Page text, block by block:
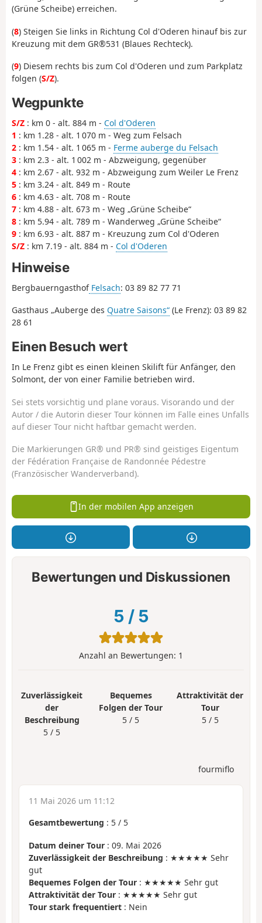
(Grüne Scheibe) erreichen.
(8) Steigen Sie links in Richtung Col d'Oderen hinauf bis zur
Kreuzung mit dem GR®531 (Blaues Rechteck).
(9) Diesem rechts bis zum Col d'Oderen und zum Parkplatz
folgen (S/Z).
Wegpunkte
S/Z : km 0 - alt. 884 m - Col d'Oderen
1 : km 1.28 - alt. 1 070 m - Weg zum Felsach
2 : km 1.54 - alt. 1 065 m - Ferme auberge du Felsach
3 : km 2.3 - alt. 1 002 m - Abzweigung, gegenüber
4 : km 2.67 - alt. 932 m - Abzweigung zum Weiler Le Frenz
5 : km 3.24 - alt. 849 m - Route
6 : km 4.63 - alt. 708 m - Route
7 : km 4.88 - alt. 673 m - Weg „Grüne Scheibe“
8 : km 5.94 - alt. 789 m - Wanderweg „Grüne Scheibe“
9 : km 6.93 - alt. 887 m - Kreuzung zum Col d'Oderen
S/Z : km 7.19 - alt. 884 m - Col d'Oderen
Hinweise
BergbauerngasthofFelsach: 03 89 82 77 71
Gasthaus „Auberge des Quatre Saisons“ (Le Frenz): 03 89 82
28 61
Einen Besuch wert
In Le Frenz gibt es einen kleinen Skilift für Anfänger, den
Solmont, der von einer Familie betrieben wird.
Sei stets vorsichtig und plane voraus. Visorando und der
Autor / die Autorin dieser Tour können im Falle eines Unfalls
auf dieser Tour nicht haftbar gemacht werden.
Die Markierungen GR® und PR® sind geistiges Eigentum
der Fédération Française de Randonnée Pédestre
(Französischer Wanderverband).
In der mobilen App anzeigen
Bewertungen und Diskussionen
5 / 5
Anzahl an Bewertungen: 1
Zuverlässigkeit
der
Beschreibung
5 / 5
Bequemes
Folgen der Tour
5 / 5
Attraktivität der
Tour
5 / 5
fourmiflo
11 Mai 2026 um 11:12
Gesamtbewertung : 5 / 5
Datum deiner Tour : 09. Mai 2026
Zuverlässigkeit der Beschreibung : ★★★★★ Sehr
gut
Bequemes Folgen der Tour : ★★★★★ Sehr gut
Attraktivität der Tour : ★★★★★ Sehr gut
Tour stark frequentiert : Nein